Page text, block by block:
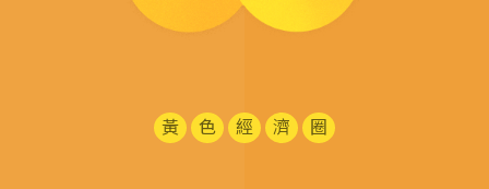
黃 色 經 濟 圈